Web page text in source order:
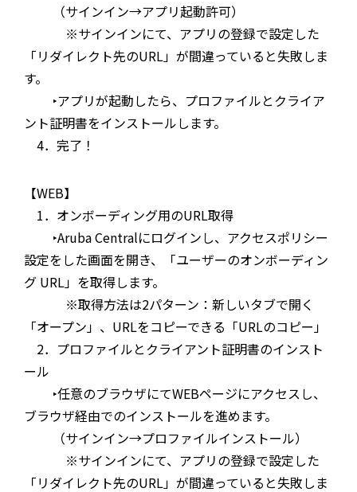
（サインイン→アプリ起動許可）
※サインインにて、アプリの登録で設定した
「リダイレクト先のURL」が間違っていると失敗しま
す。
‣アプリが起動したら、プロファイルとクライア
ント証明書をインストールします。
4．完了！
【WEB】
1．オンボーディング用のURL取得
‣Aruba Centralにログインし、アクセスポリシー
設定をした画面を開き、「ユーザーのオンボーディン
グ URL」を取得します。
※取得方法は2パターン：新しいタブで開く
「オープン」、URLをコピーできる「URLのコピー」
2．プロファイルとクライアント証明書のインスト
ール
‣任意のブラウザにてWEBページにアクセスし、
ブラウザ経由でのインストールを進めます。
（サインイン→プロファイルインストール）
※サインインにて、アプリの登録で設定した
「リダイレクト先のURL」が間違っていると失敗しま